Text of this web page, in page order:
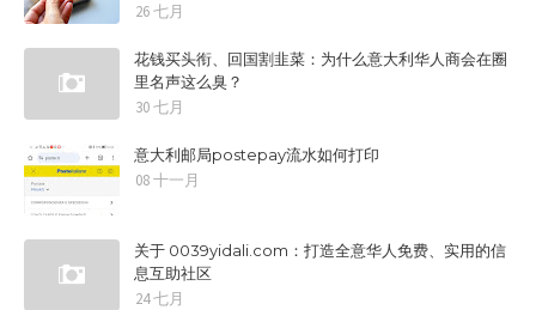
26 七月
花钱买头衔、回国割韭菜：为什么意大利华人商会在圈
里名声这么臭？
30 七月
意大利邮局postepay流水如何打印
08 十一月
关于 0039yidali.com：打造全意华人免费、实用的信
息互助社区
24 七月